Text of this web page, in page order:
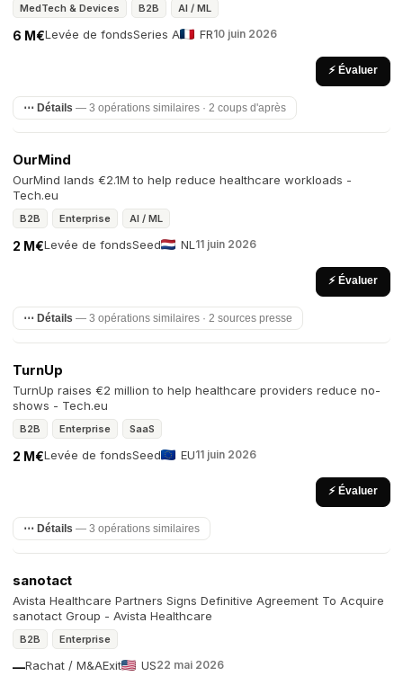
MedTech & Devices B2B AI / ML
Levée de fonds
6 M€ Series A FR10 juin 2026
⚡ Évaluer
⋯ Détails — 3 opérations similaires · 2 coups d'après
OurMind
OurMind lands €2.1M to help reduce healthcare workloads -
Tech.eu
B2B Enterprise AI / ML
Levée de fonds
2 M€ Seed NL 11 juin 2026
⚡ Évaluer
⋯ Détails — 3 opérations similaires · 2 sources presse
TurnUp
TurnUp raises €2 million to help healthcare providers reduce no-
shows - Tech.eu
B2B Enterprise SaaS
Levée de fonds
2 M€ Seed EU11 juin 2026
⚡ Évaluer
⋯ Détails — 3 opérations similaires
sanotact
Avista Healthcare Partners Signs Definitive Agreement To Acquire
sanotact Group - Avista Healthcare
B2B Enterprise
Rachat / M&A
— Exit US22 mai 2026